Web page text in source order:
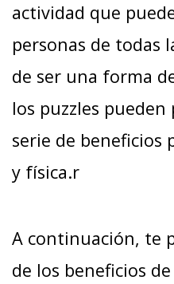
actividad que
personas de todas
de ser una forma
los puzzles
serie de beneficios
y física.r
A continuación, te
de los beneficios